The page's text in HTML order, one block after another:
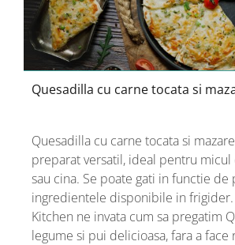
Quesadilla cu carne tocata si
Quesadilla cu carne tocata si
preparat versatil, ideal pentru micul
sau cina. Se poate gati in functie de
ingredientele disponibile in
Kitchen ne invata cum sa pregatim
legume si pui delicioasa, fara a face